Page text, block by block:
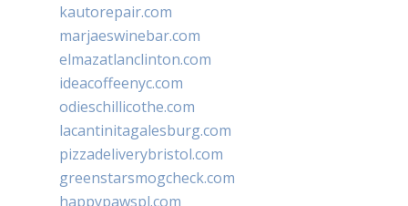
kautorepair.com
marjaeswinebar.com
elmazatlanclinton.com
ideacoffeenyc.com
odieschillicothe.com
lacantinitagalesburg.com
pizzadeliverybristol.com
greenstarsmogcheck.com
happypawspl.com